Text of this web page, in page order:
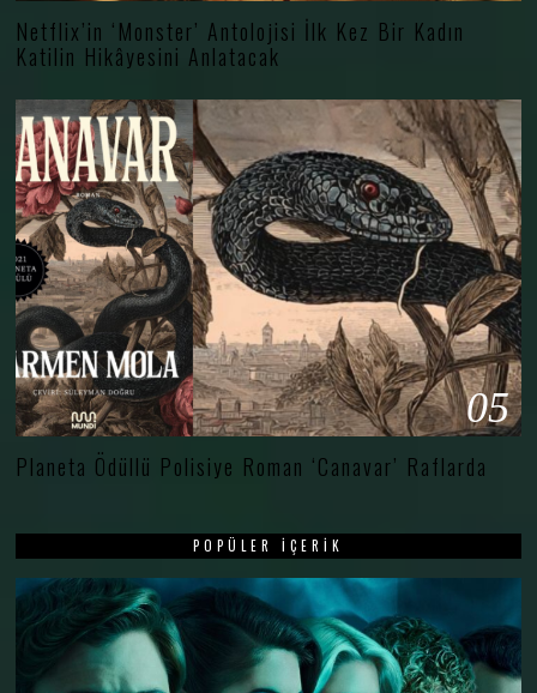
Netflix’in ‘Monster’ Antolojisi İlk Kez Bir Kadın
Katilin Hikâyesini Anlatacak
05
Planeta Ödüllü Polisiye Roman ‘Canavar’ Raflarda
POPÜLER İÇERIK